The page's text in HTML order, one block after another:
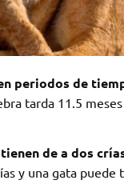
periodos de
tarda 11.5
de a dos
y una gata